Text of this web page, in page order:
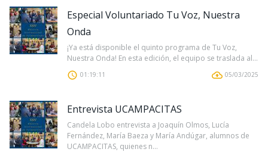
Especial Voluntariado Tu Voz, Nuestra
Onda
¡Ya está disponible el quinto programa de Tu Voz,
Nuestra Onda! En esta edición, el equipo se traslada al...
01:19:11 05/03/2025
Entrevista UCAMPACITAS
Candela Lobo entrevista a Joaquín Olmos, Lucía
Fernández, María Baeza y María Andúgar, alumnos de
UCAMPACITAS, quienes n...